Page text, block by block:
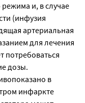
режима и, в случае
(инфузия
артериальная
для лечения
потребоваться
дозы.
в
инфаркте